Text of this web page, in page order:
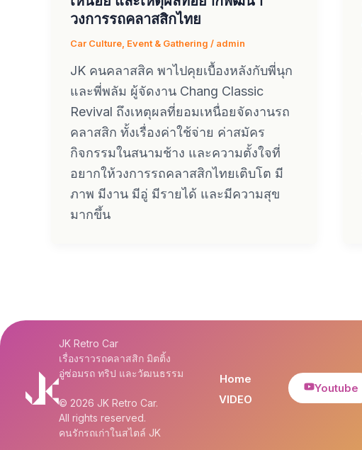
วงการรถคลาสสิกไทย
Car Culture Event & Gathering / admin
JK คนคลาสสิค พาไปคุยเบื้องหลังกับพี่นุก
และพี่พลัม ผู้จัดงาน Chang Classic
Revival ถึงเหตุผลที่ยอมเหนื่อยจัดงานรถ
คลาสสิก ทั้งเรื่องค่าใช้จ่าย ค่าสมัคร
กิจกรรมในสนามช้าง และความตั้งใจที่
อยากให้วงการรถคลาสสิกไทยเติบโต มี
ภาพ มีงาน มีอู่ มีรายได้ และมีความสุข
มากขึ้น
JK Retro Car
เรื่องราวรถคลาสสิก มิตติ้ง
อู่ซ่อมรถ ทริป และวัฒนธรรม
© 2026 JK Retro Car.
All rights reserved.
คนรักรถเก่าในสไตล์ JK
Home
VIDEO
Youtube